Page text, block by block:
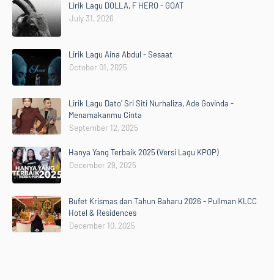
Lirik Lagu DOLLA, F HERO - GOAT
July 31, 2026
Lirik Lagu Aina Abdul - Sesaat
October 01, 2025
Lirik Lagu Dato' Sri Siti Nurhaliza, Ade Govinda -
Menamakanmu Cinta
September 12, 2025
Hanya Yang Terbaik 2025 (Versi Lagu KPOP)
December 29, 2025
Bufet Krismas dan Tahun Baharu 2026 - Pullman KLCC
Hotel & Residences
December 10, 2025